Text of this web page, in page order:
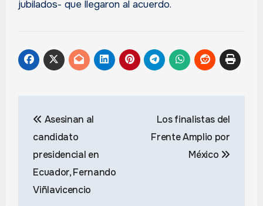
jubilados- que llegaron al acuerdo.
de
entradas
Asesinan al
candidato
presidencial en
Ecuador, Fernando
Viñlavicencio
Los finalistas del
Frente Amplio por
México